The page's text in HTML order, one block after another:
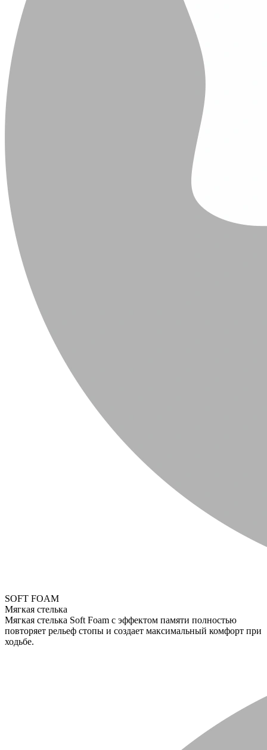
SOFT FOAM
Мягкая стелька
Мягкая стелька Soft Foam с эффектом памяти полностью
повторяет рельеф стопы и создает максимальный комфорт при
ходьбе.